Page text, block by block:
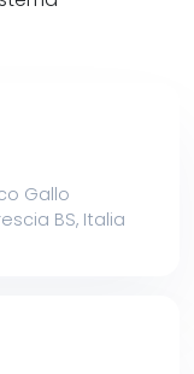
Gallo
BS, Italia